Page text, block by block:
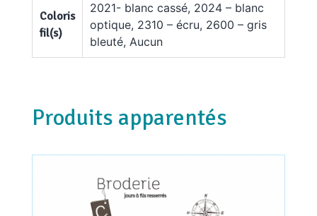
Coloris
fil(s)
2021- blanc cassé, 2024 – blanc
optique, 2310 – écru, 2600 – gris
bleuté, Aucun
Produits apparentés